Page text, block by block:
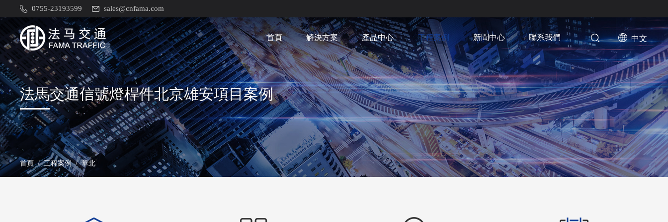
0755-23193599 sales@cnfama.com
中文
首頁 解決方案 產品中心 工程案例 新聞中心 聯系我們
法馬交通信號燈桿件北京雄安項目案例
首頁 / 工程案例 / 華北